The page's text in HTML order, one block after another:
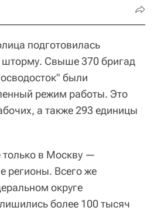
подготовилась
Свыше 370 бригад
были
режим работы. Это
а также 293 единицы
в Москву —
регионы. Всего же
округе
более 100 тысяч